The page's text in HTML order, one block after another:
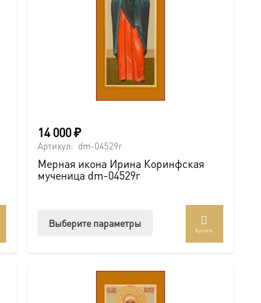
14 000₽
Артикул: dm-04529r
Мерная икона Ирина Коринфская
мученица dm-04529r
Выберите параметры
вариаций.
Купить